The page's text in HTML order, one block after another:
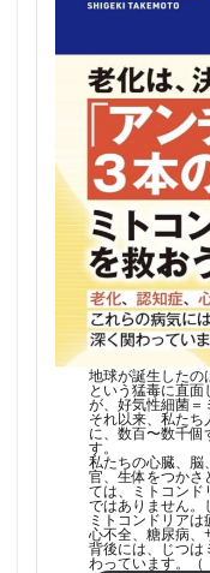
地球が誕生したの
という猛毒に直面
が、好気性細菌＝
それ以来、私たち
に、数百〜数千個
す。
私たちの心臓、脳
官、生体をつかさ
ては、ミトコンド
ではありません。
ミトコンドリアは
心不全、糖尿病、
背後には、じつは
わっています。（